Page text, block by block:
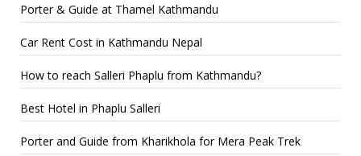
Porter & Guide at Thamel Kathmandu
Car Rent Cost in Kathmandu Nepal
How to reach Salleri Phaplu from Kathmandu?
Best Hotel in Phaplu Salleri
Porter and Guide from Kharikhola for Mera Peak Trek